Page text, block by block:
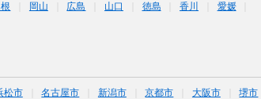
岡山 広島 山口 徳島 香川
愛媛
松市 名古屋市 新潟市 京都市 大阪市 堺市